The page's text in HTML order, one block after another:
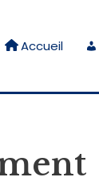
Accueil